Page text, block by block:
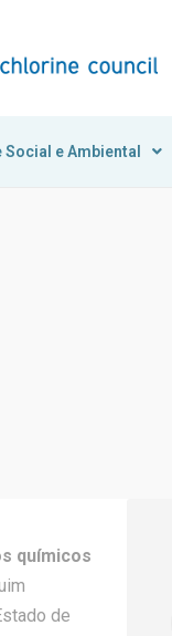
e Ambiental
químicos
de